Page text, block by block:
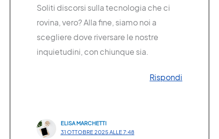
Soliti discorsi sulla tecnologia che ci
rovina, vero? Alla fine, siamo noi a
scegliere dove riversare le nostre
inquietudini, con chiunque sia.
Rispondi
ELISA MARCHETTI
31 OTTOBRE 2025 ALLE 7:48